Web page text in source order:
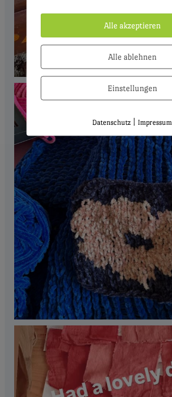
Alle akzeptieren
Alle ablehnen
Einstellungen
Datenschutz | Impressum